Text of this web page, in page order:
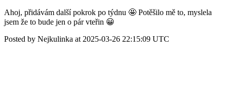
Ahoj, přidávám další pokrok po týdnu 🤩 Potěšilo mě to, myslela
jsem že to bude jen o pár vteřin 😀
Posted by Nejkulinka at 2025-03-26 22:15:09 UTC